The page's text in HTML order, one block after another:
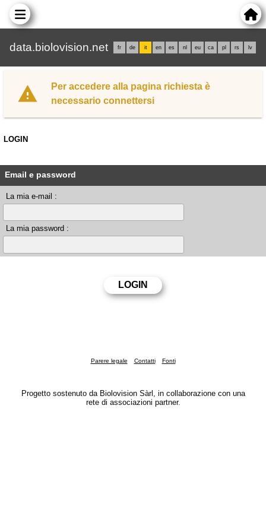
data.biolovision.net fr de it en es nl eu ca pl rs lv
Per accedere alla pagina richiesta è
necessario connettersi
LOGIN
Email e password
La mia e-mail :
La mia password :
Parere legale Contatti Fonti
Progetto sostenuto da Biolovision Sàrl, in collaborazione con una
rete di associazioni partner.